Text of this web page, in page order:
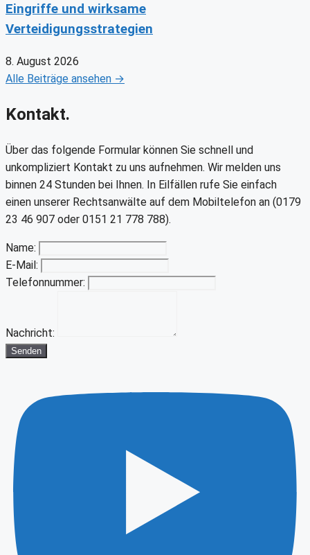
Eingriffe und wirksame
Verteidigungsstrategien
8. August 2026
Alle Beiträge ansehen →
Kontakt.
Über das folgende Formular können Sie schnell und
unkompliziert Kontakt zu uns aufnehmen. Wir melden uns
binnen 24 Stunden bei Ihnen. In Eilfällen rufe Sie einfach
einen unserer Rechtsanwälte auf dem Mobiltelefon an (0179
23 46 907 oder 0151 21 778 788).
Name:
E-Mail:
Telefonnummer:
Nachricht:
Senden